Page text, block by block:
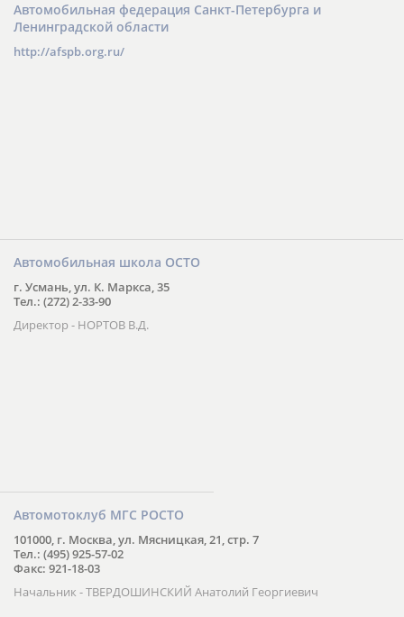
Автомобильная федерация Санкт-Петербурга и
Ленинградской области
http://afspb.org.ru/
Автомобильная школа ОСТО
г. Усмань, ул. К. Маркса, 35
Тел.: (272) 2-33-90
Директор - НОРТОВ В.Д.
Автомотоклуб МГС РОСТО
101000, г. Москва, ул. Мясницкая, 21, стр. 7
Тел.: (495) 925-57-02
Факс: 921-18-03
Начальник - ТВЕРДОШИНСКИЙ Анатолий Георгиевич